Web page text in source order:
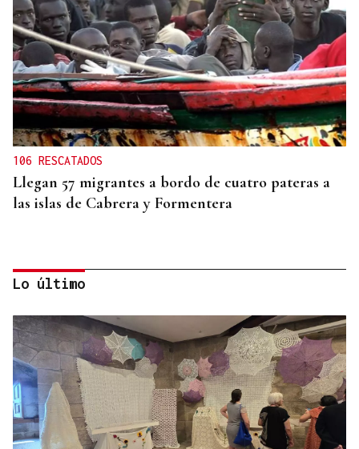
106 RESCATADOS
Llegan 57 migrantes a bordo de cuatro pateras a
las islas de Cabrera y Formentera
FALTA DE MEDIOS
Lo último